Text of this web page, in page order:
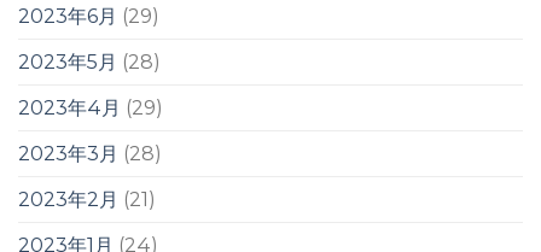
2023年6月 (29)
2023年5月 (28)
2023年4月 (29)
2023年3月 (28)
2023年2月 (21)
2023年1月 (24)